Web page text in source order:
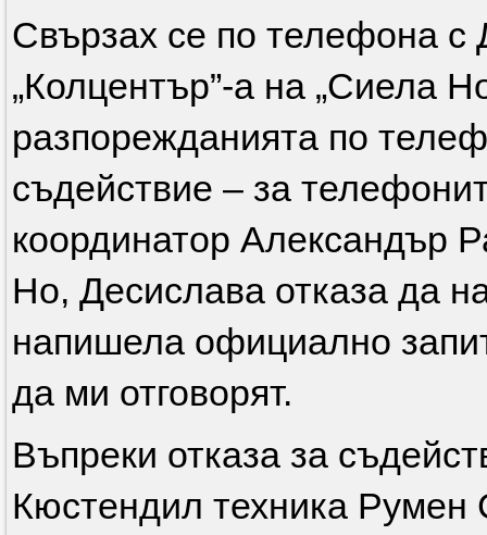
Свързах се по телефона
„Колцентър”-а на „Сиела
разпорежданията по
съдействие – за
координатор Александър
Но, Десислава отказа да
напишела официално
да ми отговорят.
Въпреки отказа за
Кюстендил техника Румен